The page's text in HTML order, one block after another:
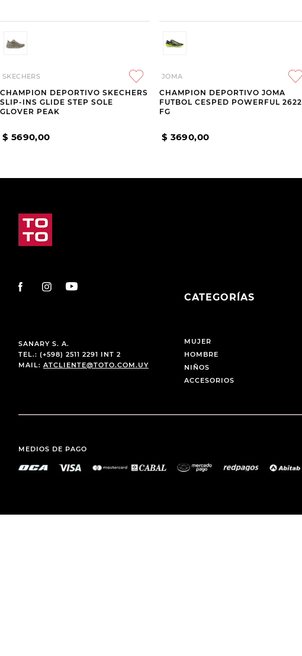
SKECHERS
CHAMPION DEPORTIVO SKECHERS
SLIP-INS GLIDE STEP SOLE
GLOVER PEAK
$ 5690,00
JOMA
CHAMPION DEPORTIVO JOMA
FUTBOL CESPED POWERFUL 2622
FG
$ 3690,00
SANARY S. A.
TEL.: (+598) 2511 2291 INT 2
MAIL: ATCLIENTE@TOTO.COM.UY
CATEGORÍAS
MUJER
HOMBRE
NIÑOS
ACCESORIOS
MEDIOS DE PAGO